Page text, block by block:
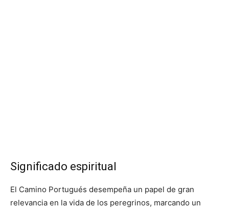
Significado espiritual
El Camino Portugués desempeña un papel de gran
relevancia en la vida de los peregrinos, marcando un